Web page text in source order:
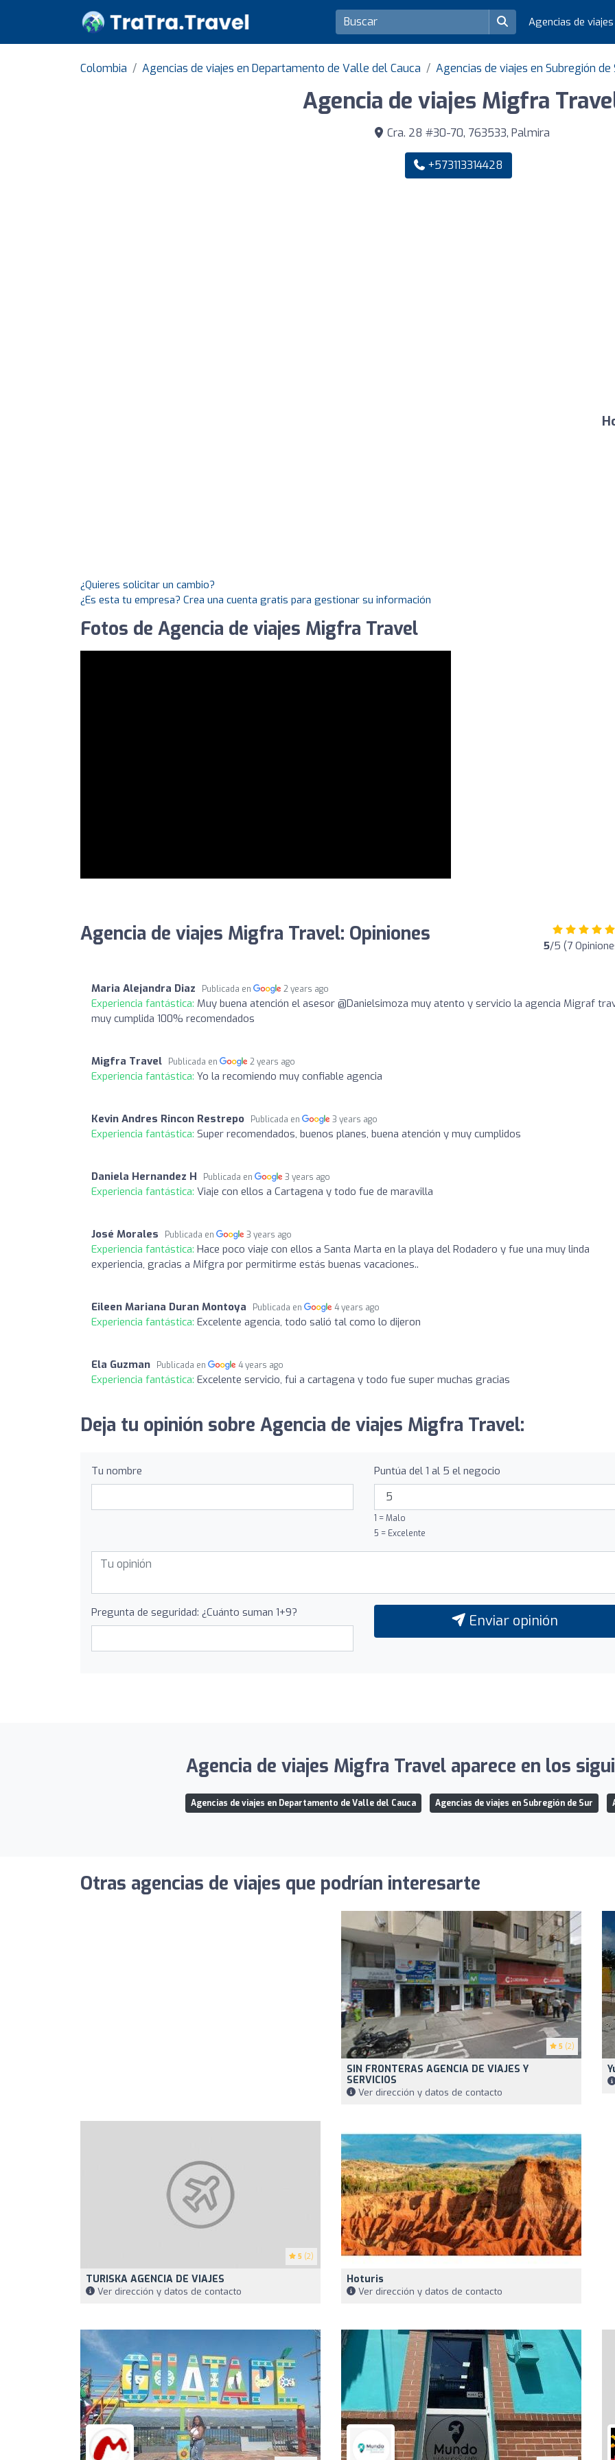
Agencias de viajes
Colombia Agencias de viajes en Departamento de Valle del Cauca Agencias de viajes en Subregión de
Agencia de viajes Migfra
Cra. 28 #30-70, 763533, Palmira
+573113314428
¿Quieres solicitar un cambio?
¿Es esta tu empresa? Crea una cuenta gratis para gestionar su información
Fotos de Agencia de viajes Migfra Travel
Agencia de viajes Migfra Travel: Opiniones 5/5 (7
Maria Alejandra Diaz Publicada en 2 years ago
Experiencia fantástica: Muy buena atención el asesor @Danielsimoza muy atento y servicio la agencia Migraf
muy cumplida 100% recomendados
Migfra Travel Publicada en 2 years ago
Experiencia fantástica: Yo la recomiendo muy confiable agencia
Kevin Andres Rincon Restrepo Publicada en 3 years ago
Experiencia fantástica: Super recomendados, buenos planes, buena atención y muy cumplidos
Daniela Hernandez H Publicada en 3 years ago
Experiencia fantástica: Viaje con ellos a Cartagena y todo fue de maravilla
José Morales Publicada en 3 years ago
Experiencia fantástica: Hace poco viaje con ellos a Santa Marta en la playa del Rodadero y fue una muy linda
experiencia, gracias a Mifgra por permitirme estás buenas vacaciones..
Eileen Mariana Duran Montoya Publicada en 4 years ago
Experiencia fantástica: Excelente agencia, todo salió tal como lo dijeron
Ela Guzman Publicada en 4 years ago
Experiencia fantástica: Excelente servicio, fui a cartagena y todo fue super muchas gracias
Deja tu opinión sobre Agencia de viajes Migfra Travel:
Tu nombre Puntúa del 1 al 5 el negocio
1 = Malo
5 = Excelente
Pregunta de seguridad: ¿Cuánto suman 1+9? Enviar opinión
Agencia de viajes Migfra Travel aparece en los
Agencias de viajes en Departamento de Valle del Cauca Agencias de viajes en Subregión de Sur
Otras agencias de viajes que podrían interesarte
5 (2)
SIN FRONTERAS AGENCIA DE VIAJES Y
SERVICIOS
Ver dirección y datos de contacto
5 (2)
TURISKA AGENCIA DE VIAJES
Ver dirección y datos de contacto
Hoturis
Ver dirección y datos de contacto